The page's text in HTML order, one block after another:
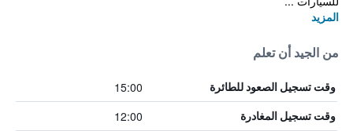
المزيد
من الجيد أن تعلم
وقت تسجيل الصعود للطائرة 15:00
وقت تسجيل المغادرة 12:00